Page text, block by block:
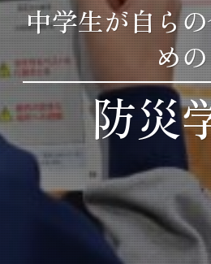
中学生が自ら
めの
防災
中学生が自ら
めの
防災
中学生が自ら
めの
防災